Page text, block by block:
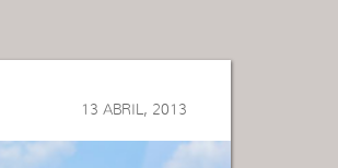
13 ABRIL, 2013